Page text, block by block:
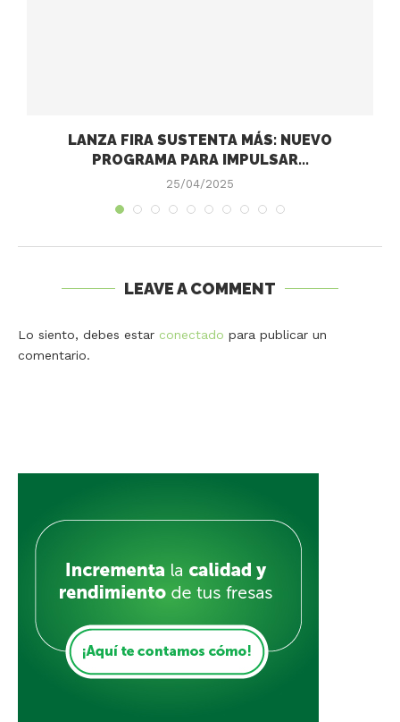
LANZA FIRA SUSTENTA MÁS: NUEVO
PROGRAMA PARA IMPULSAR...
25/04/2025
LEAVE A COMMENT
Lo siento, debes estar conectado para publicar un
comentario.